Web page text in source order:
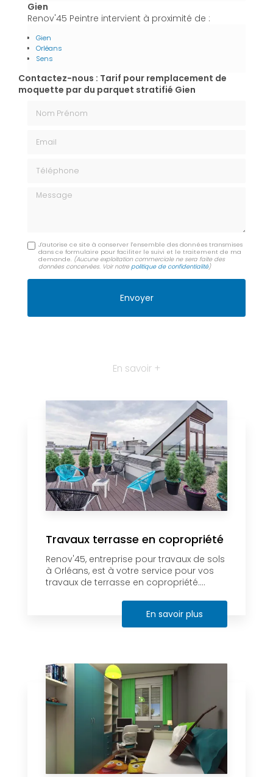
Gien
Renov'45 Peintre intervient à proximité de :
Gien
Orléans
Sens
Contactez-nous : Tarif pour remplacement de
moquette par du parquet stratifié Gien
Message
J'autorise ce site à conserver l'ensemble des données transmises
dans ce formulaire pour faciliter le suivi et le traitement de ma
demande. (Aucune exploitation commerciale ne sera faite des
données concervées. Voir notrepolitique de confidentialité)
En savoir +
Travaux terrasse en copropriété
Renov'45, entreprise pour travaux de sols
à Orléans, est à votre service pour vos
travaux de terrasse en copropriété....
En savoir plus